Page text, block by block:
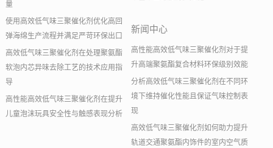
量
使用高效低气味三聚催化剂优化高回
弹海绵生产流程并满足严苛环保出口
高效低气味三聚催化剂在处理聚氨酯
软泡内芯异味去除工艺的技术应用指
导
高性能高效低气味三聚催化剂在提升
儿童泡沫玩具安全性与触感表现分析
新闻中心
高性能高效低气味三聚催化剂对于提
升高端聚氨酯复合材料环保级别效能
分析高效低气味三聚催化剂在不同环
境下维持催化性能且保证气味控制表
现
高效低气味三聚催化剂如何助力提升
轨道交通聚氨酯内饰件的室内空气质